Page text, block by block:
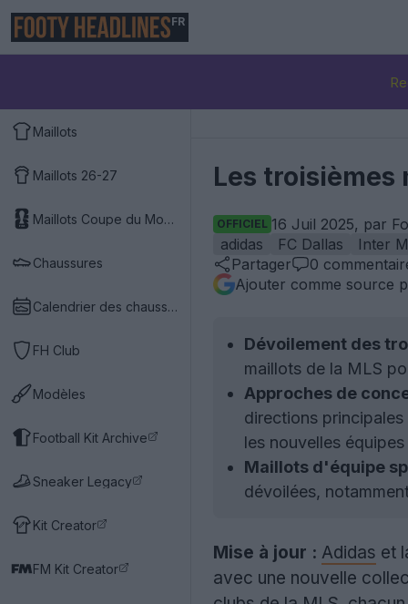
FR
Maillots
Maillots 26-27
Maillots Coupe du Monde 2026
Chaussures
Calendrier des chaussures
FH Club
Modèles
Football Kit Archive
Sneaker Legacy
Kit Creator
FM Kit Creator
Les troisièmes
OFFICIEL 16 Juil 2025, par
adidas
FC Dallas Inter
Partager
0
Ajouter comme source
Dévoilement des
maillots de la MLS
Approches de
directions
les nouvelles
Maillots d'équipe
dévoilées,
Mise à jour : Adidas et
avec une nouvelle